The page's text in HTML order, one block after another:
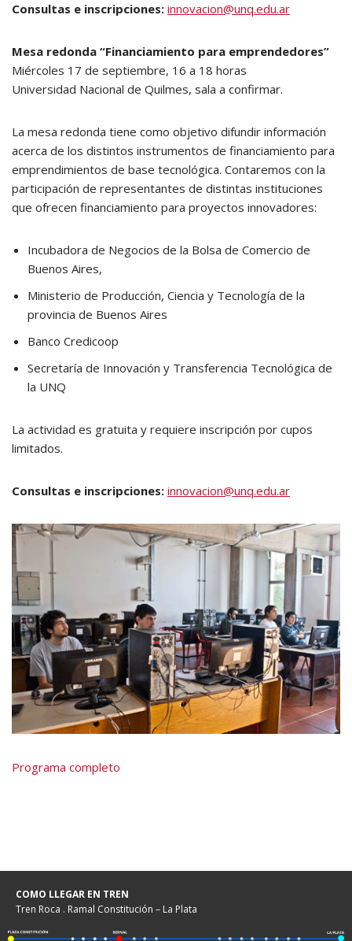
Consultas e inscripciones: innovacion@unq.edu.ar
Mesa redonda “Financiamiento para emprendedores”
Miércoles 17 de septiembre, 16 a 18 horas
Universidad Nacional de Quilmes, sala a confirmar.
La mesa redonda tiene como objetivo difundir información
acerca de los distintos instrumentos de financiamiento para
emprendimientos de base tecnológica. Contaremos con la
participación de representantes de distintas instituciones
que ofrecen financiamiento para proyectos innovadores:
Incubadora de Negocios de la Bolsa de Comercio de
Buenos Aires,
Ministerio de Producción, Ciencia y Tecnología de la
provincia de Buenos Aires
Banco Credicoop
Secretaría de Innovación y Transferencia Tecnológica de
la UNQ
La actividad es gratuita y requiere inscripción por cupos
limitados.
Consultas e inscripciones: innovacion@unq.edu.ar
Programa completo
COMO LLEGAR EN TREN
Tren Roca . Ramal Constitución – La Plata